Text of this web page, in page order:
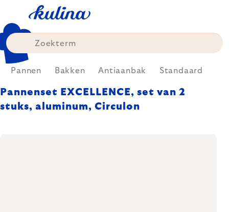
content
Pannen Bakken Antiaanbak Standaard
Pannenset EXCELLENCE, set van 2
stuks, aluminum, Circulon